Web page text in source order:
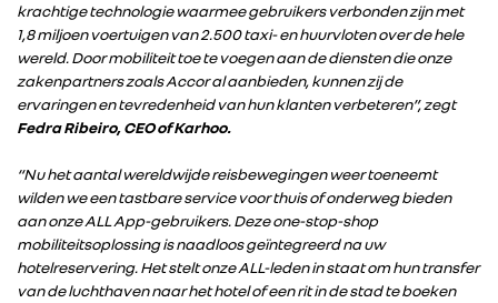
krachtige technologie waarmee gebruikers verbonden zijn met
1,8 miljoen voertuigen van 2.500 taxi- en huurvloten over de hele
wereld. Door mobiliteit toe te voegen aan de diensten die onze
zakenpartners zoals Accor al aanbieden, kunnen zij de
ervaringen en tevredenheid van hun klanten verbeteren”, zegt
Fedra Ribeiro, CEO of Karhoo.
“Nu het aantal wereldwijde reisbewegingen weer toeneemt
wilden we een tastbare service voor thuis of onderweg bieden
aan onze ALL App-gebruikers. Deze one-stop-shop
mobiliteitsoplossing is naadloos geïntegreerd na uw
hotelreservering. Het stelt onze ALL-leden in staat om hun transfer
van de luchthaven naar het hotel of een rit in de stad te boeken